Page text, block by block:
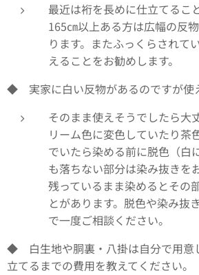
最近は裄を長めに仕立てるこ
165㎝以上ある方は広幅の反
ります。またふっくらされて
えることをお勧めします。
◆ 実家に白い反物があるのですが使
そのまま使えそうでしたら大
リーム色に変色していたり茶
でいたら染める前に脱色（白
も落ちない部分は染み抜きを
残っているまま染めるとその
とがあります。脱色や染み抜
で一度ご相談ください。
◆ 白生地や胴裏・八掛は自分で用意
立てるまでの費用を教えてください。